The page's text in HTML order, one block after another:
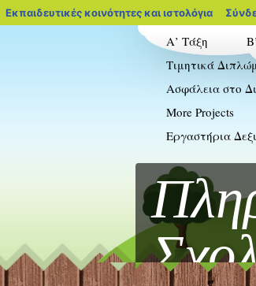
Εκπαιδευτικές κοινότητες και ιστολόγια
Α’ Τάξη
Τιμητικά
Ασφάλεια στο
More Projects
Εργαστήρια